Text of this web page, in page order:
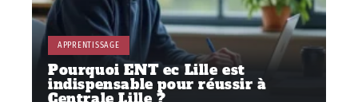
APPRENTISSAGE
Pourquoi ENT ec Lille est
indispensable pour réussir à